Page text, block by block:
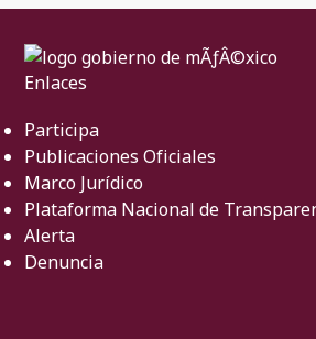
Enlaces
Participa
Publicaciones Oficiales
Marco Jurídico
Plataforma Nacional de
Alerta
Denuncia